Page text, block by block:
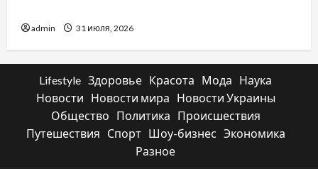
admin 31 июля, 2026
Lifestyle Здоровье Красота Мода
Наука
Новости
Новости мира
Новости Украины
Общество
Политика
Происшествия
Путешествия
Спорт Шоу-бизнес Экономика
Разное